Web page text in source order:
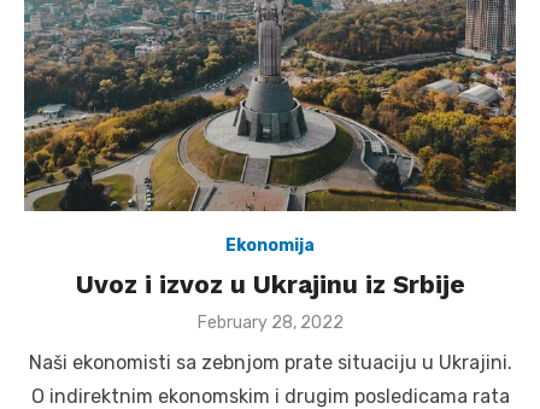
Ekonomija
Uvoz i izvoz u Ukrajinu iz Srbije
Posted
February 28, 2022
Naši ekonomisti sa zebnjom prate situaciju u Ukrajini.
O indirektnim ekonomskim i drugim posledicama rata